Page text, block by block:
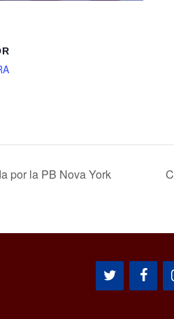
por la PB Nova York